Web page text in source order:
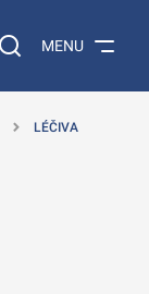
Vyhledávání na
MENU
LÉČIVA